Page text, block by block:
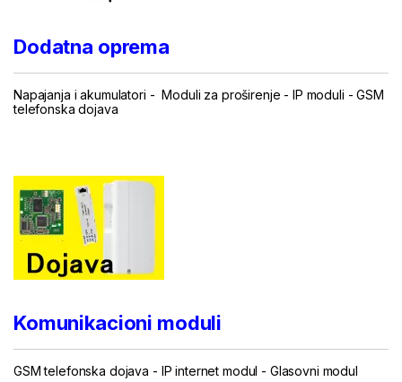
Dodatna oprema
Napajanja i akumulatori - Moduli za proširenje -IP moduli -GSM
telefonska dojava
Komunikacioni moduli
GSM telefonska dojava - IP internet modul - Glasovni modul